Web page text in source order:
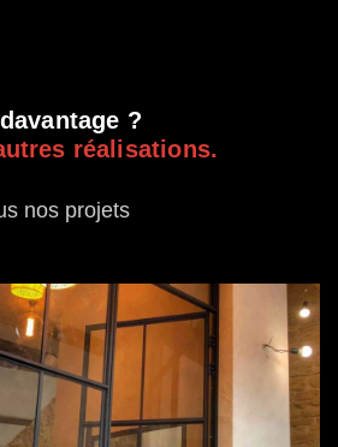
?
réalisations.
nos projets